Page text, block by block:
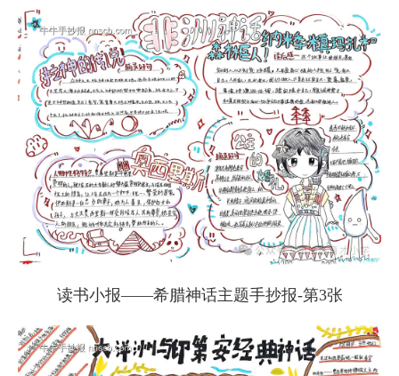
读书小报——希腊神话主题手抄报-第3张